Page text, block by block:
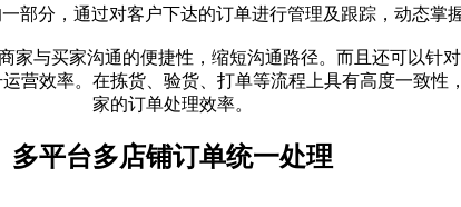
部分，通过对客户下达的订单进行管理及跟踪，动态掌
与买家沟通的便捷性，缩短沟通路径。而且还可以针
营效率。在拣货、验货、打单等流程上具有高度一致
家的订单处理效率。
多平台多店铺订单统一处理